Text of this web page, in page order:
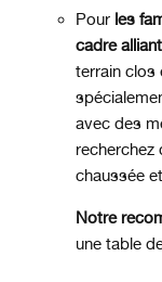
Pour les
cadre
terrain clos
avec des
recherchez
chaussée
Notre
une table